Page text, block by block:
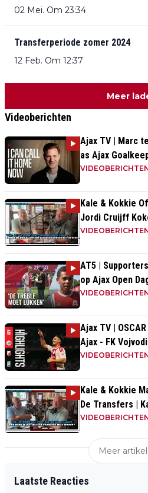
02 Mei. Om 23:34
Transferperiode zomer 2024
12 Feb. Om 12:37
Meer
Videoberichten
Ajax TV | Marc
as Ajax
Kale & Kokkie
Jordi Cruijff
AT5 |
op Ajax Open
Ajax TV |
Ajax - FK
League
Kale & Kokkie
De Transfers |
Meer
Laatste Reacties